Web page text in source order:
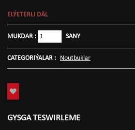
ELÝETERLI DÄL
MUKDAR : SANY
CATEGORIÝALAR : Noutbuklar
GYSGA TESWIRLEME